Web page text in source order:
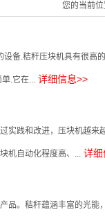
您的当前位
备.秸秆压块机具有很高
.它在... 详细信息>>
践和改进，压块机越来
机自动化程度高、... 详细
。秸秆蕴涵丰富的光能